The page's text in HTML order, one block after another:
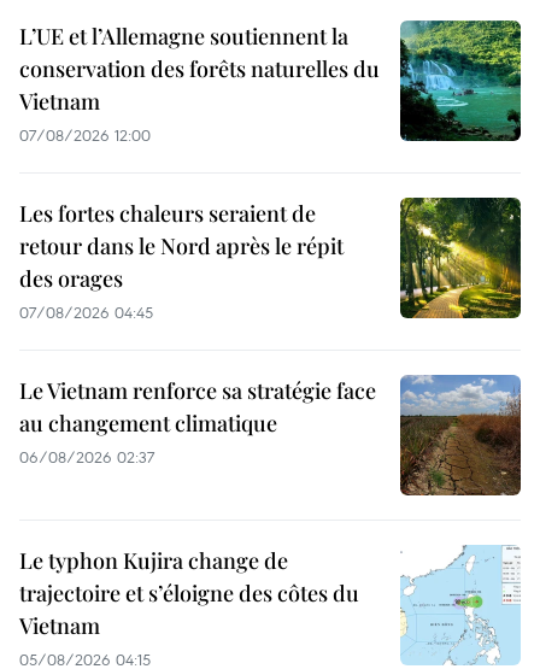
L’UE et l’Allemagne soutiennent la
conservation des forêts naturelles du
Vietnam
07/08/2026 12:00
Les fortes chaleurs seraient de
retour dans le Nord après le répit
des orages
07/08/2026 04:45
Le Vietnam renforce sa stratégie face
au changement climatique
06/08/2026 02:37
Le typhon Kujira change de
trajectoire et s’éloigne des côtes du
Vietnam
05/08/2026 04:15